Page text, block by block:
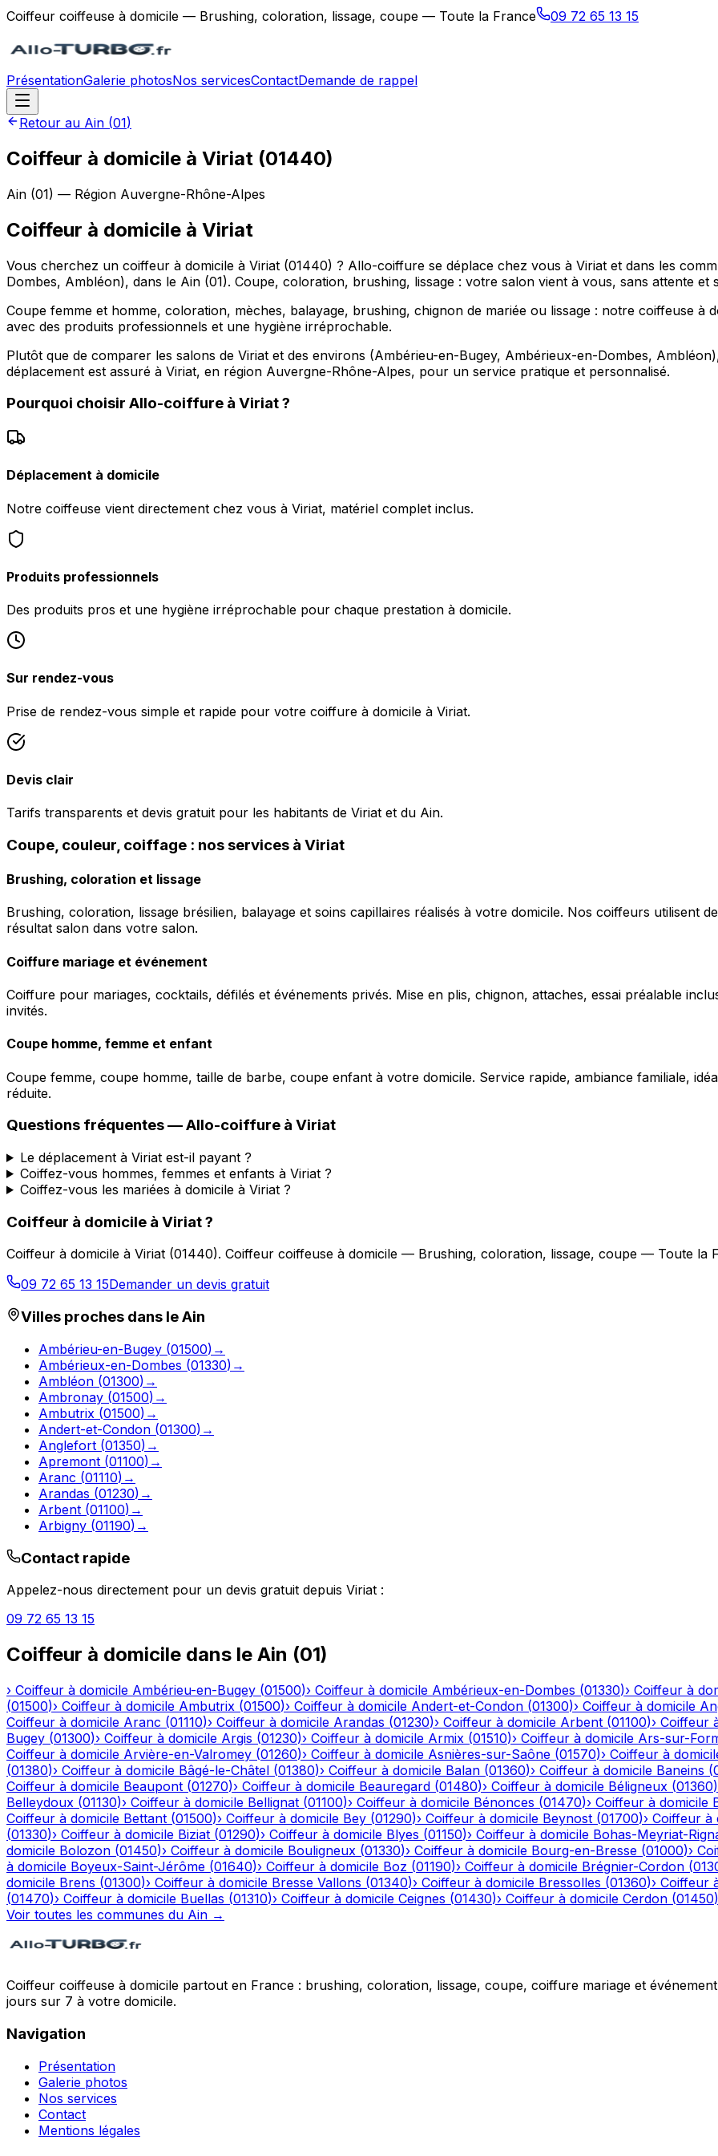
Coiffeur coiffeuse à domicile — Brushing, coloration, lissage, coupe — Toute la France 09 72 65 13 15
PrésentationGalerie photosNos servicesContactDemande de rappel
Retour au Ain (01)
Coiffeur à domicile à Viriat (01440)
Ain (01) — Région Auvergne-Rhône-Alpes
Coiffeur à domicile à Viriat
Vous cherchez un coiffeur à domicile à Viriat (01440) ? Allo-coiffure se déplace chez vous à Viriat et dans les
Dombes, Ambléon), dans le Ain (01). Coupe, coloration, brushing, lissage : votre salon vient à vous, sans attente et
Coupe femme et homme, coloration, mèches, balayage, brushing, chignon de mariée ou lissage : notre coiffeuse à
avec des produits professionnels et une hygiène irréprochable.
Plutôt que de comparer les salons de Viriat et des environs (Ambérieu-en-Bugey, Ambérieux-en-Dombes,
déplacement est assuré à Viriat, en région Auvergne-Rhône-Alpes, pour un service pratique et personnalisé.
Pourquoi choisir Allo-coiffure à Viriat?
Déplacement à domicile
Notre coiffeuse vient directement chez vous à Viriat, matériel complet inclus.
Produits professionnels
Des produits pros et une hygiène irréprochable pour chaque prestation à domicile.
Sur rendez-vous
Prise de rendez-vous simple et rapide pour votre coiffure à domicile à Viriat.
Devis clair
Tarifs transparents et devis gratuit pour les habitants de Viriat et du Ain.
Coupe, couleur, coiffage : nos services à Viriat
Brushing, coloration et lissage
Brushing, coloration, lissage brésilien, balayage et soins capillaires réalisés à votre domicile. Nos coiffeurs utilisent
résultat salon dans votre salon.
Coiffure mariage et événement
Coiffure pour mariages, cocktails, défilés et événements privés. Mise en plis, chignon, attaches, essai préalable
invités.
Coupe homme, femme et enfant
Coupe femme, coupe homme, taille de barbe, coupe enfant à votre domicile. Service rapide, ambiance familiale,
réduite.
Questions fréquentes —Allo-coiffure à Viriat
Le déplacement à Viriat est-il payant ?
Coiffez-vous hommes, femmes et enfants à Viriat ?
Coiffez-vous les mariées à domicile à Viriat ?
Coiffeur à domicile à Viriat?
Coiffeur à domicile à Viriat (01440). Coiffeur coiffeuse à domicile — Brushing, coloration, lissage, coupe — Toute la
09 72 65 13 15Demander un devis gratuit
Villes proches dans leAin
Ambérieu-en-Bugey (01500) →
Ambérieux-en-Dombes (01330) →
Ambléon (01300) →
Ambronay (01500) →
Ambutrix (01500) →
Andert-et-Condon (01300) →
Anglefort (01350) →
Apremont (01100) →
Aranc (01110) →
Arandas (01230) →
Arbent (01100) →
Arbigny (01190) →
Contact rapide
Appelez-nous directement pour un devis gratuit depuis Viriat :
09 72 65 13 15
Coiffeur à domicile dans le Ain (01)
› Coiffeur à domicile Ambérieu-en-Bugey (01500)› Coiffeur à domicile Ambérieux-en-Dombes (01330)› Coiffeur à
(01500)› Coiffeur à domicile Ambutrix (01500)› Coiffeur à domicile Andert-et-Condon (01300)› Coiffeur à domicile
Coiffeur à domicile Aranc (01110)› Coiffeur à domicile Arandas (01230)› Coiffeur à domicile Arbent (01100)› Coiffeur
Bugey (01300)› Coiffeur à domicile Argis (01230)› Coiffeur à domicile Armix (01510)› Coiffeur à domicile Ars-sur-
Coiffeur à domicile Arvière-en-Valromey (01260)› Coiffeur à domicile Asnières-sur-Saône (01570)› Coiffeur à
(01380)› Coiffeur à domicile Bâgé-le-Châtel (01380)› Coiffeur à domicile Balan (01360)› Coiffeur à domicile Baneins (
Coiffeur à domicile Beaupont (01270)› Coiffeur à domicile Beauregard (01480)› Coiffeur à domicile Béligneux (01360)
Belleydoux (01130)› Coiffeur à domicile Bellignat (01100)› Coiffeur à domicile Bénonces (01470)› Coiffeur à domicile
Coiffeur à domicile Bettant (01500)› Coiffeur à domicile Bey (01290)› Coiffeur à domicile Beynost (01700)› Coiffeur à
(01330)› Coiffeur à domicile Biziat (01290)› Coiffeur à domicile Blyes (01150)› Coiffeur à domicile Bohas-Meyriat-
domicile Bolozon (01450)› Coiffeur à domicile Bouligneux (01330)› Coiffeur à domicile Bourg-en-Bresse (01000)›
à domicile Boyeux-Saint-Jérôme (01640)› Coiffeur à domicile Boz (01190)› Coiffeur à domicile Brégnier-Cordon (
domicile Brens (01300)› Coiffeur à domicile Bresse Vallons (01340)› Coiffeur à domicile Bressolles (01360)› Coiffeur
(01470)› Coiffeur à domicile Buellas (01310)› Coiffeur à domicile Ceignes (01430)› Coiffeur à domicile Cerdon (01450)
Voir toutes les communes du Ain →
Coiffeur coiffeuse à domicile partout en France : brushing, coloration, lissage, coupe, coiffure mariage et
jours sur 7 à votre domicile.
Navigation
Présentation
Galerie photos
Nos services
Contact
Mentions légales